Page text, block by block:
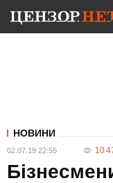
НОВИНИ
02.07.19 22:55 10